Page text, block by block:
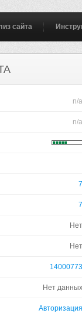
сайта
n/a
n/a
7
7
Нет
Нет
14000773
Нет данных
Авторизация